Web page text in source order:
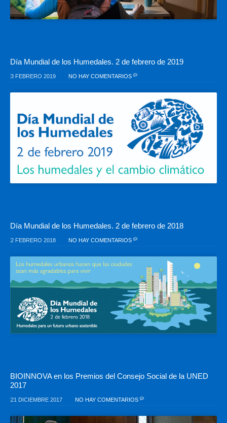
Día Mundial de los Humedales. 2 de febrero de 2019
3 FEBRERO 2019 NO HAY COMENTARIOS
Día Mundial de los Humedales. 2 de febrero de 2018
2 FEBRERO 2018 NO HAY COMENTARIOS
BIOINNOVA en los Premios del Consejo Social de la UNED
2017
21 DICIEMBRE 2017 NO HAY COMENTARIOS